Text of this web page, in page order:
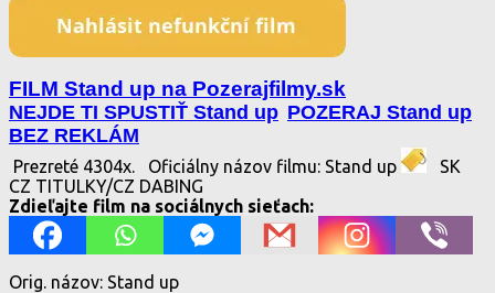
FILM Stand up na Pozerajfilmy.sk
NEJDE TI SPUSTIŤ Stand up POZERAJ Stand up
BEZ REKLÁM
Prezreté 4304x. Oficiálny názov filmu: Stand up
SK
CZ TITULKY/CZ DABING
Zdieľajte film na sociálnych sieťach:
Orig. názov: Stand up